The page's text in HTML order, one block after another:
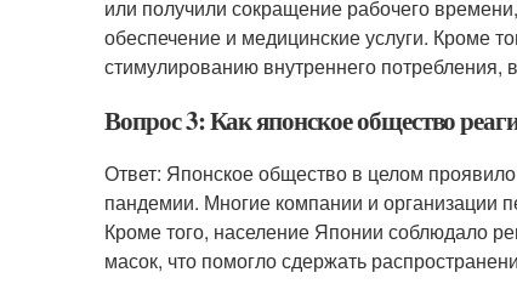
или получили сокращение рабочего
обеспечение и медицинские услуги. Кроме
стимулированию внутреннего потребления,
Вопрос 3: Как японское общество
Ответ: Японское общество в целом
пандемии. Многие компании и организации
Кроме того, население Японии соблюдало
масок, что помогло сдержать